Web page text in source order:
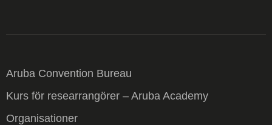
Aruba Convention Bureau
Kurs för researrangörer – Aruba Academy
Organisationer